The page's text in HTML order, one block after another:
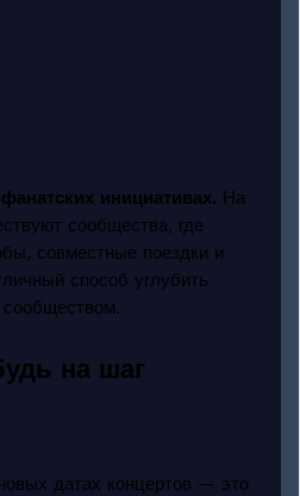
инициативах. На
сообщества, где
совместные поездки и
способ углубить
на шаг
датах концертов — это